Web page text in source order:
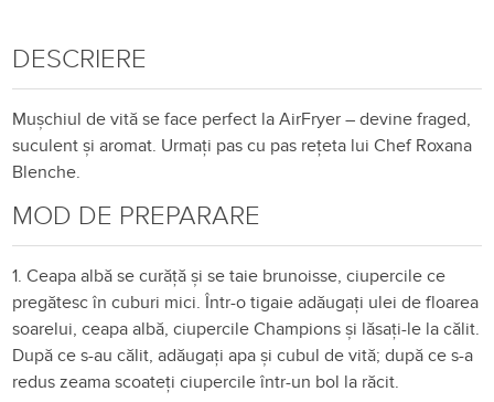
DESCRIERE
Mușchiul de vită se face perfect la AirFryer – devine fraged,
suculent și aromat. Urmați pas cu pas rețeta lui Chef Roxana
Blenche.
MOD DE PREPARARE
1. Ceapa albă se curăță și se taie brunoisse, ciupercile ce
pregătesc în cuburi mici. Într-o tigaie adăugați ulei de floarea
soarelui, ceapa albă, ciupercile Champions și lăsați-le la călit.
După ce s-au călit, adăugați apa și cubul de vită; după ce s-a
redus zeama scoateți ciupercile într-un bol la răcit.